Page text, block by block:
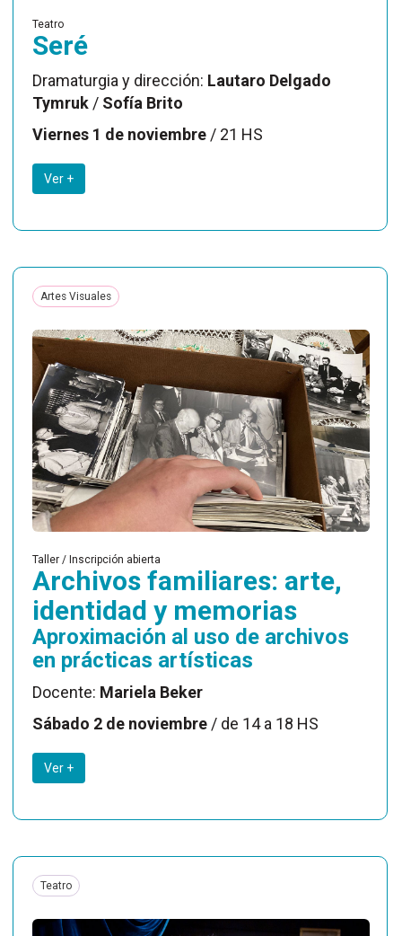
Teatro
Seré
Dramaturgia y dirección: Lautaro Delgado
Tymruk / Sofía Brito
Viernes 1 de noviembre / 21 HS
Ver +
Artes Visuales
Taller / Inscripción abierta
Archivos familiares: arte,
identidad y memorias
Aproximación al uso de archivos
en prácticas artísticas
Docente: Mariela Beker
Sábado 2 de noviembre / de 14 a 18 HS
Ver +
Teatro